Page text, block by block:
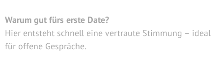
Warum gut fürs erste Date?
Hier entsteht schnell eine vertraute Stimmung – ideal
für offene Gespräche.